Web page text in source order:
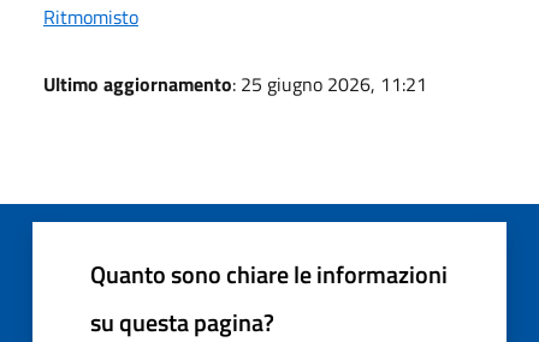
Ritmomisto
Ultimo aggiornamento: 25 giugno 2026, 11:21
Quanto sono chiare le informazioni
su questa pagina?